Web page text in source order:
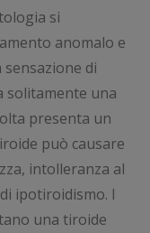
si
anomalo e
di
solitamente una
presenta un
può causare
intolleranza al
ipotiroidismo. I
una tiroide